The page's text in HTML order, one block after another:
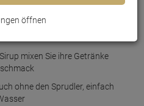
mixen Sie ihre Getränke
ohne den Sprudler, einfach
öffnen